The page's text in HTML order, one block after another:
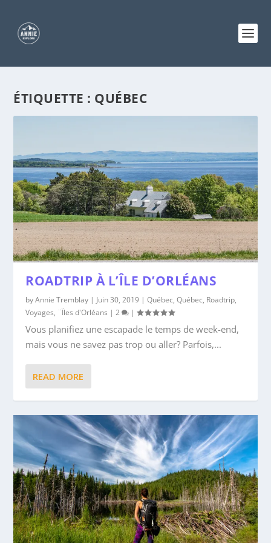
ÉTIQUETTE : QUÉBEC
ROADTRIP À L’ÎLE D’ORLÉANS
byAnnie Tremblay | Juin 30, 2019 |Québec,Québec, Roadtrip,
Voyages, ¨Ïles d'Orléans |2 |
Vous planifiez une escapade le temps de week-end,
mais vous ne savez pas trop ou aller? Parfois,...
READ MORE